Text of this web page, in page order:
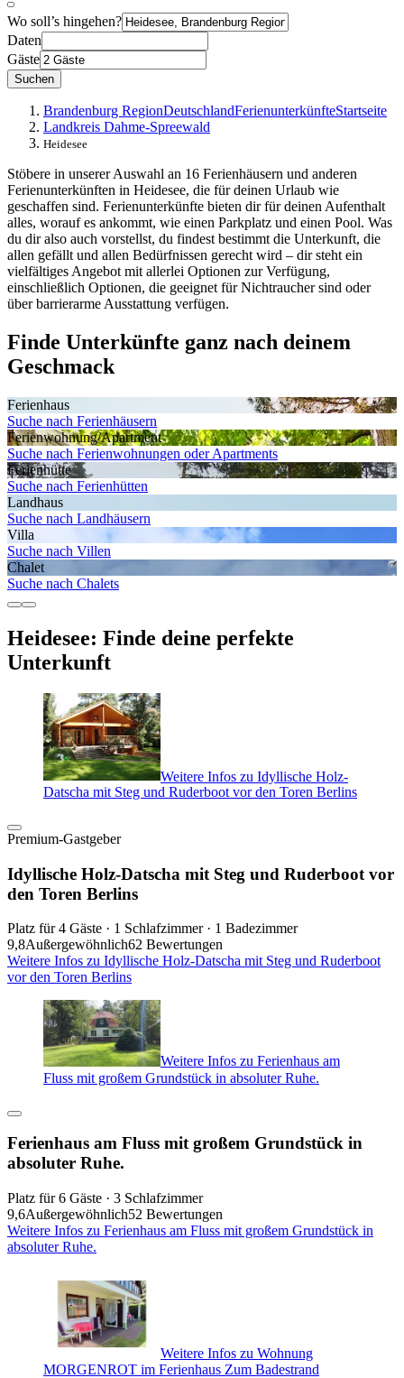
Wo soll’s hingehen?
Daten
Gäste
Suchen
Brandenburg RegionDeutschlandFerienunterkünfteStartseite
Landkreis Dahme-Spreewald
Heidesee
Stöbere in unserer Auswahl an 16 Ferienhäusern und anderen
Ferienunterkünften in Heidesee, die für deinen Urlaub wie
geschaffen sind. Ferienunterkünfte bieten dir für deinen Aufenthalt
alles, worauf es ankommt, wie einen Parkplatz und einen Pool. Was
du dir also auch vorstellst, du findest bestimmt die Unterkunft, die
allen gefällt und allen Bedürfnissen gerecht wird – dir steht ein
vielfältiges Angebot mit allerlei Optionen zur Verfügung,
einschließlich Optionen, die geeignet für Nichtraucher sind oder
über barrierarme Ausstattung verfügen.
Finde Unterkünfte ganz nach deinem
Geschmack
Ferienhaus
Suche nach Ferienhäusern
Ferienwohnung/Apartment
Suche nach Ferienwohnungen oder Apartments
Ferienhütte
Suche nach Ferienhütten
Landhaus
Suche nach Landhäusern
Villa
Suche nach Villen
Chalet
Suche nach Chalets
Heidesee: Finde deine perfekte
Unterkunft
Weitere Infos zu Idyllische Holz-
Datscha mit Steg und Ruderboot vor den Toren Berlins
Premium-Gastgeber
Idyllische Holz-Datscha mit Steg und Ruderboot vor
den Toren Berlins
Platz für 4 Gäste · 1 Schlafzimmer · 1 Badezimmer
9,8Außergewöhnlich62 Bewertungen
Weitere Infos zu Idyllische Holz-Datscha mit Steg und Ruderboot
vor den Toren Berlins
Weitere Infos zu Ferienhaus am
Fluss mit großem Grundstück in absoluter Ruhe.
Ferienhaus am Fluss mit großem Grundstück in
absoluter Ruhe.
Platz für 6 Gäste · 3 Schlafzimmer
9,6Außergewöhnlich52 Bewertungen
Weitere Infos zu Ferienhaus am Fluss mit großem Grundstück in
absoluter Ruhe.
Weitere Infos zu Wohnung
MORGENROT im Ferienhaus Zum Badestrand